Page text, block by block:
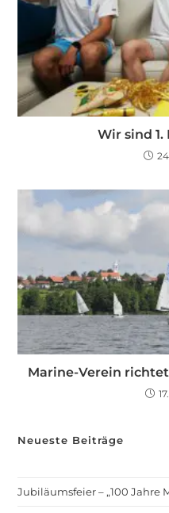
Wir sind 1.
Marine-Verein
Neueste Beiträge
Jubiläumsfeier – „100 Jahre